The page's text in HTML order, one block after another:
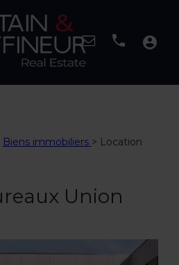
account_circle
Biens immobiliers > Location
Union